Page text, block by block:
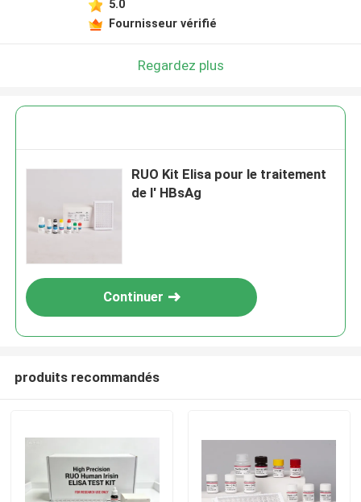
5.0
Fournisseur vérifié
Regardez plus
RUO Kit Elisa pour le traitement
de l' HBsAg
Continuer
produits recommandés